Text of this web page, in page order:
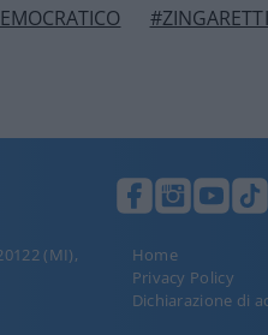
#ZINGARETTI
(MI),
Home
Privacy Policy
Dichiarazione di